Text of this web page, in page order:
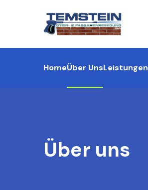
HomeÜber UnsLeistungen
Über uns